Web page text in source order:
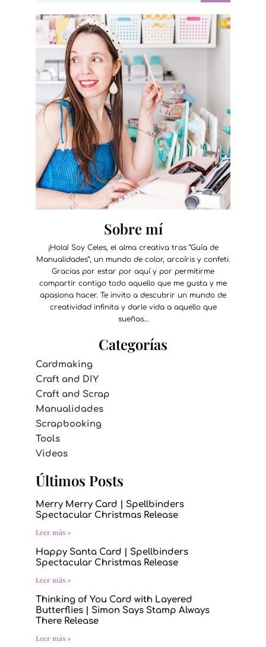
Sobre mí
¡Hola! Soy Celes, el alma creativa tras “Guía de
Manualidades”, un mundo de color, arcoíris y confeti.
Gracias por estar por aquí y por permitirme
compartir contigo todo aquello que me gusta y me
apasiona hacer. Te invito a descubrir un mundo de
creatividad infinita y darle vida a aquello que
sueñas…
Categorías
Cardmaking
Craft and DIY
Craft and Scrap
Manualidades
Scrapbooking
Tools
Videos
Últimos Posts
Merry Merry Card | Spellbinders
Spectacular Christmas Release
Leer más »
Happy Santa Card | Spellbinders
Spectacular Christmas Release
Leer más »
Thinking of You Card with Layered
Butterflies | Simon Says Stamp Always
There Release
Leer más »